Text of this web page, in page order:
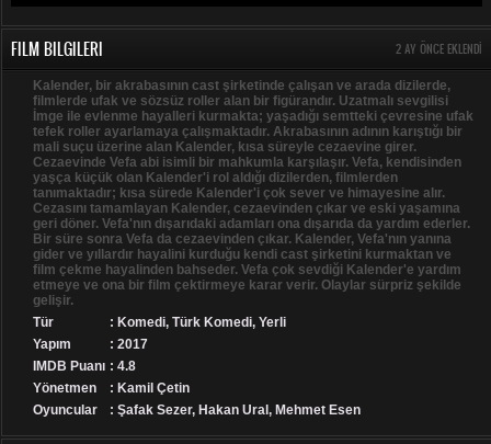
FILM BILGILERI 2 AY ÖNCE EKLENDI
Kalender, bir akrabasının cast şirketinde çalışan ve arada dizilerde,
filmlerde ufak ve sözsüz roller alan bir figürandır. Uzatmalı sevgilisi
İmge ile evlenme hayalleri kurmakta; yaşadığı semtteki çevresine ufak
tefek roller ayarlamaya çalışmaktadır. Akrabasının adının karıştığı bir
mali suçu üzerine alan Kalender, kısa süreyle cezaevine girer.
Cezaevinde Vefa abi isimli bir mahkumla karşılaşır. Vefa, kendisinden
yaşça küçük olan Kalender'i rol aldığı dizilerden, filmlerden
tanımaktadır; kısa sürede Kalender'i çok sever ve himayesine alır.
Cezasını tamamlayan Kalender, cezaevinden çıkar ve eski yaşamına
geri döner. Vefa'nın dışarıdaki adamları ona dışarıda da yardım ederler.
Bir süre sonra Vefa da cezaevinden çıkar. Kalender, Vefa'nın yanına
gider ve yıllardır hayalini kurduğu kendi cast şirketini kurmaktan ve
film çekme hayalinden bahseder. Vefa çok sevdiği Kalender'e yardım
etmeye ve ona bir film çektirmeye karar verir. Olaylar sürpriz şekilde
gelişir.
Tür
: Komedi, Türk Komedi, Yerli
Yapım
: 2017
IMDB Puanı : 4.8
Yönetmen
: Kamil Çetin
Oyuncular
: Şafak Sezer, Hakan Ural, Mehmet Esen